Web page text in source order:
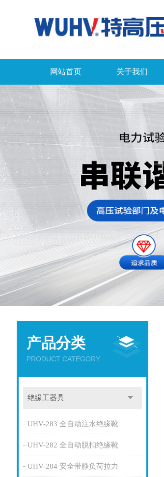
网站首页 关于我们
产品分类
PRODUCT CATEGORY
绝缘工器具
UHV-283 全自动注水绝缘靴
UHV-282 全自动脱扣绝缘靴
UHV-284 安全带静负荷拉力